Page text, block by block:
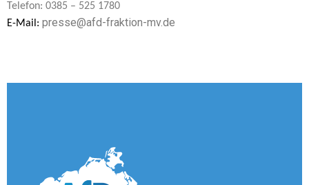
Telefon: 0385 – 525 1780
E-Mail: presse@afd-fraktion-mv.de